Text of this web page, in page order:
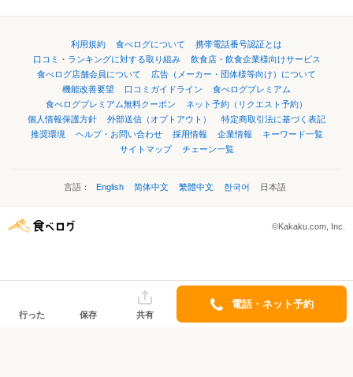
利用規約 食べログについて
携帯電話番号認証とは
口コミ・ランキングに対する取り組み
飲食店・飲食企業様向けサービス
食べログ店舗会員について
広告（メーカー・団体様等向け）について
機能改善要望
口コミガイドライン
食べログプレミアム
食べログプレミアム無料クーポン
ネット予約（リクエスト予約）
個人情報保護方針
外部送信（オプトアウト）
特定商取引法に基づく表記
推奨環境
ヘルプ・お問い合わせ 採用情報 企業情報
キーワード一覧
サイトマップ
チェーン一覧
言語： English 简体中文 繁體中文 한국어 日本語
©Kakaku.com, Inc.
行った 保存 共有
電話・ネット予約